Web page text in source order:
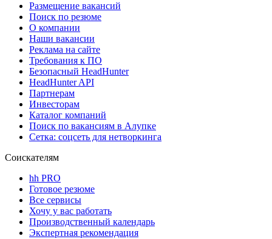
Размещение вакансий
Поиск по резюме
О компании
Наши вакансии
Реклама на сайте
Требования к ПО
Безопасный HeadHunter
HeadHunter API
Партнерам
Инвесторам
Каталог компаний
Поиск по вакансиям в Алупке
Сетка: соцсеть для нетворкинга
Соискателям
hh PRO
Готовое резюме
Все сервисы
Хочу у вас работать
Производственный календарь
Экспертная рекомендация